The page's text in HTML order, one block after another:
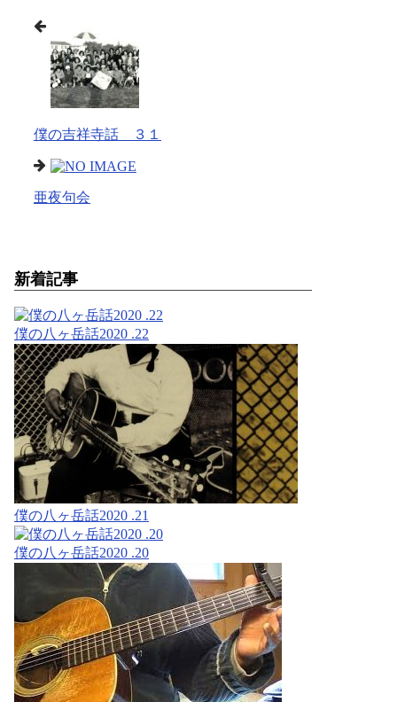
僕の吉祥寺話 ３１
亜夜句会
新着記事
僕の八ヶ岳話2020 .22
僕の八ヶ岳話2020 .21
僕の八ヶ岳話2020 .20